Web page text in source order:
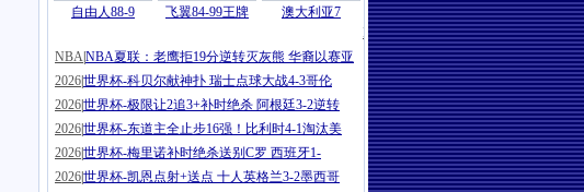
自由人88-9 飞翼84-99王牌
澳大利亚7
NBA |NBA夏联：爵士34分狂胜雷霆保
NBANBA夏联：老鹰拒19分逆转灭灰熊 华裔以赛亚
2026世界杯-科贝尔献神扑 瑞士点球大战4-3哥伦
2026世界杯-极限让2追3+补时绝杀 阿根廷3-2逆转
2026世界杯-东道主全止步16强！比利时4-1淘汰美
2026世界杯-梅里诺补时绝杀送别C罗 西班牙1-
2026世界杯-凯恩点射+送点 十人英格兰3-2墨西哥